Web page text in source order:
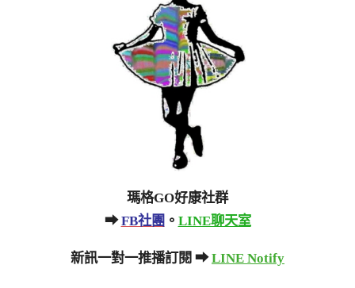
瑪格GO好康社群
➡FB社團 。 LINE聊天室
新訊一對一推播訂閱 ➡LINE Notify